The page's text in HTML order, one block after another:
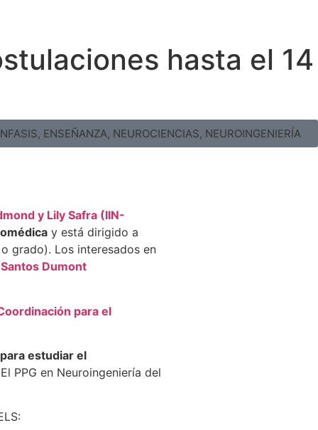
hasta el 14
, ENSEÑANZA, NEUROCIENCIAS, NEUROINGENIERÍA
y Lily Safra (IIN-
y está dirigido a
grado). Los interesados en
Dumont
para el
estudiar el
PPG en Neuroingeniería del